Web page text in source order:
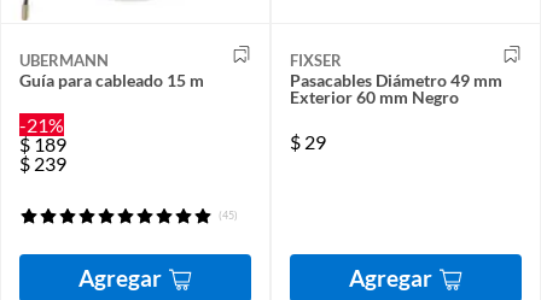
UBERMANN
Guía para cableado 15 m
-21%
$ 189
$ 239
(45)
Agregar
FIXSER
Pasacables Diámetro 49 mm
Exterior 60 mm Negro
$ 29
Agregar